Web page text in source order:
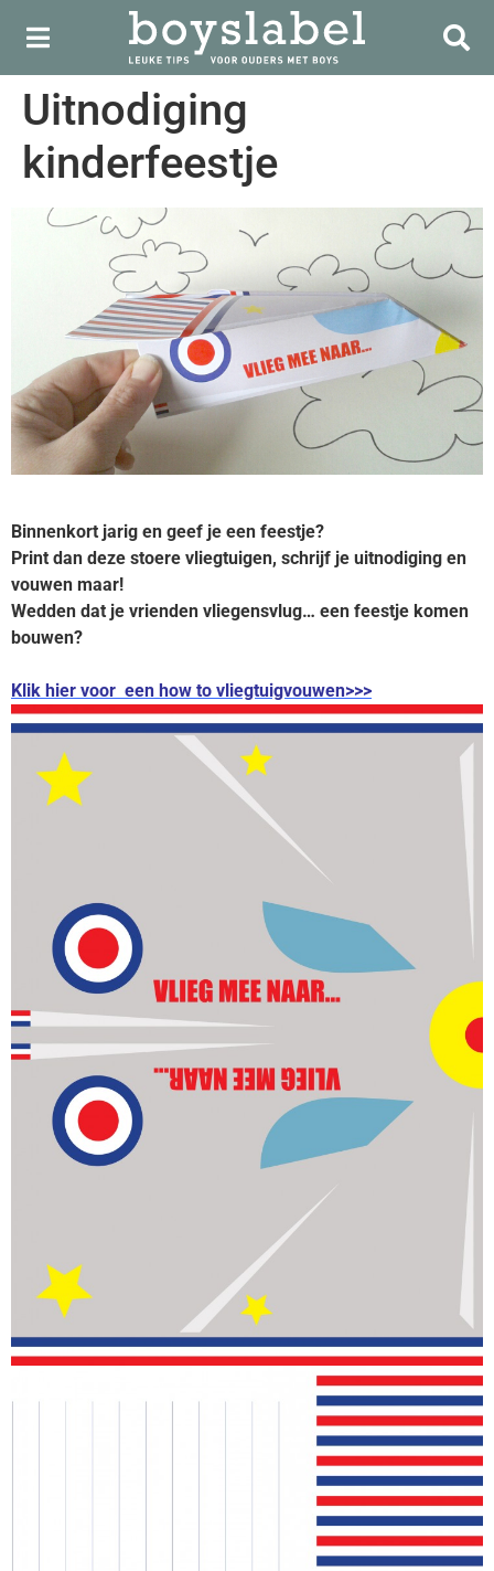
Uitnodiging
kinderfeestje
Binnenkort jarig en geef je een feestje?
Print dan deze stoere vliegtuigen, schrijf je uitnodiging en
vouwen maar!
Wedden dat je vrienden vliegensvlug… een feestje komen
bouwen?
Klik hier voor een how to vliegtuigvouwen>>>